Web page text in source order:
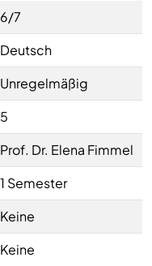
6/7
Deutsch
Unregelmäßig
5
Prof. Dr. Elena Fimmel
1 Semester
Keine
Keine